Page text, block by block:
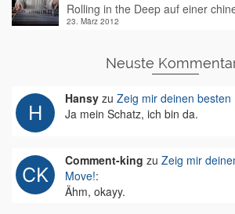
Rolling in the Deep auf einer
23. März 2012
Neuste
Hansy zu Zeig mir deinen besten
Ja mein Schatz, ich bin da.
Comment-king zu Zeig mir
Move!:
Ähm, okayy.